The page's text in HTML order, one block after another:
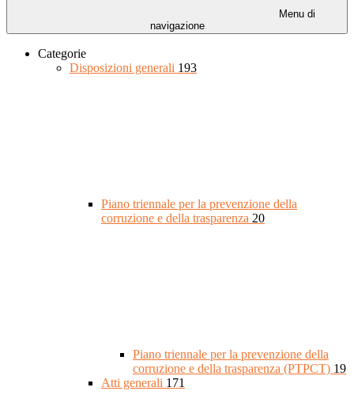
Menu di
navigazione
Categorie
Disposizioni generali 193
Piano triennale per la prevenzione della
corruzione e della trasparenza 20
Piano triennale per la prevenzione della
corruzione e della trasparenza (PTPCT) 19
Atti generali 171